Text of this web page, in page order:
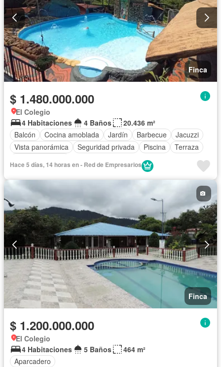
Finca
$ 1.480.000.000
El Colegio
4 Habitaciones
4 Baños
20.436 m²
Balcón
Cocina amoblada Jardín Barbecue
Jacuzzi
Vista panorámica
Seguridad privada Piscina
Terraza
Hace 5 días, 14 horas en - Red de Empresarios
Finca
$ 1.200.000.000
El Colegio
4 Habitaciones
5 Baños
464 m²
Aparcadero